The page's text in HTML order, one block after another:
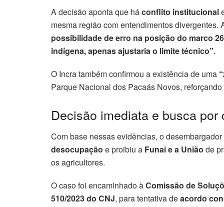
A decisão aponta que háconflito institucional
mesma região com entendimentos
possibilidade de erro na posição do marco 26
indígena, apenas ajustaria o limite técnico”.
O Incra também confirmou a existência de uma
Parque Nacional dos Pacaás Novos,
Decisão imediata e busca por
Com base nessas evidências, o
desocupação e proibiu a Funai e a União de
os agricultores.
O caso foi encaminhado àComissão de
510/2023 do CNJ, para tentativa deacordo